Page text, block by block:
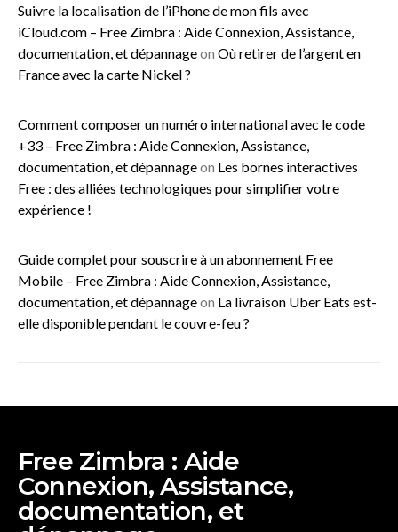
Suivre la localisation de l’iPhone de mon fils avec
iCloud.com – Free Zimbra : Aide Connexion, Assistance,
documentation, et dépannageon Où retirer de l’argent en
France avec la carte Nickel ?
Comment composer un numéro international avec le code
+33 – Free Zimbra : Aide Connexion, Assistance,
documentation, et dépannageon Les bornes interactives
Free : des alliées technologiques pour simplifier votre
expérience !
Guide complet pour souscrire à un abonnement Free
Mobile – Free Zimbra : Aide Connexion, Assistance,
documentation, et dépannageon La livraison Uber Eats est-
elle disponible pendant le couvre-feu ?
Free Zimbra : Aide
Connexion, Assistance,
documentation, et